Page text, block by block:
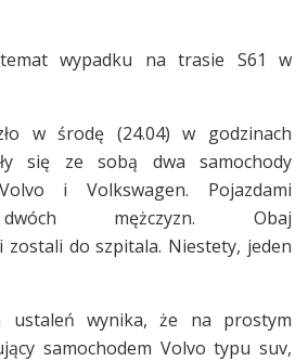
wypadku na trasie S61 w
w środę (24.04) w godzinach
się ze sobą dwa samochody
i Volkswagen. Pojazdami
dwóch mężczyzn. Obaj
do szpitala. Niestety, jeden
ustaleń wynika, że na prostym
samochodem Volvo typu suv,